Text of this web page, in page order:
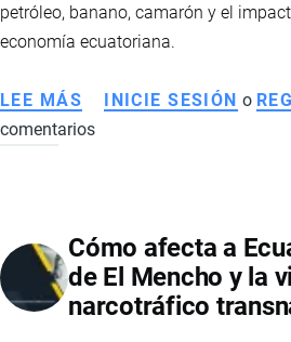
petróleo, banano, camarón y el
economía ecuatoriana.
LEE MÁS SOBRE
ECUADOR
COMERCIALES
CON
MEDIO
INICIE SESIÓN o
comentarios
Cómo afecta a
de El Mencho y la
narcotráfico